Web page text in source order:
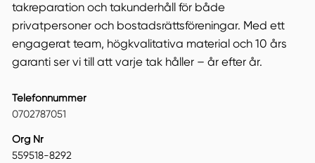
takreparation och takunderhåll för både
privatpersoner och bostadsrättsföreningar. Med ett
engagerat team, högkvalitativa material och 10 års
garanti ser vi till att varje tak håller – år efter år.
Telefonnummer
0702787051
Org Nr
559518-8292